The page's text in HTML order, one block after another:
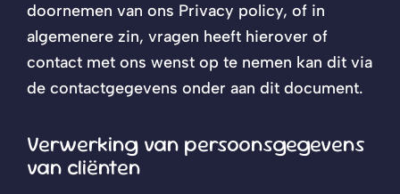
doornemen van ons Privacy policy, of in
algemenere zin, vragen heeft hierover of
contact met ons wenst op te nemen kan dit via
de contactgegevens onder aan dit document.
Verwerking van persoonsgegevens
van cliënten